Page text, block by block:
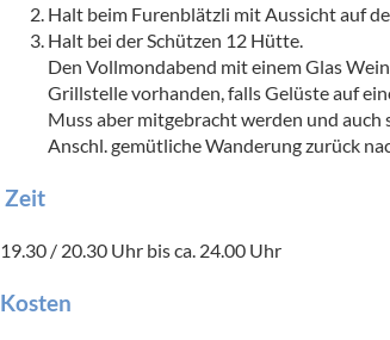
Halt beim Furenblätzli mit Aussicht auf
Halt bei der Schützen 12 Hütte.
Den Vollmondabend mit einem Glas
Grillstelle vorhanden, falls Gelüste auf
Muss aber mitgebracht werden und
Anschl. gemütliche Wanderung zurück
Zeit
19.30 / 20.30 Uhr bis ca. 24.00 Uhr
Kosten